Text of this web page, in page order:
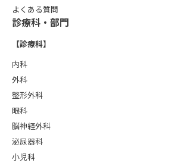
よくある質問
診療科・部門
【診療科】
内科
外科
整形外科
眼科
脳神経外科
泌尿器科
小児科